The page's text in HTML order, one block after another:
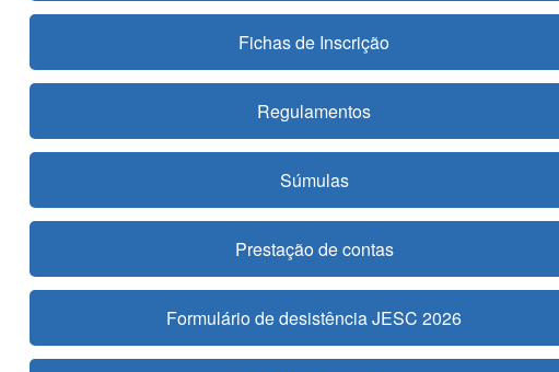
Fichas de Inscrição
Regulamentos
Súmulas
Prestação de contas
Formulário de desistência JESC 2026